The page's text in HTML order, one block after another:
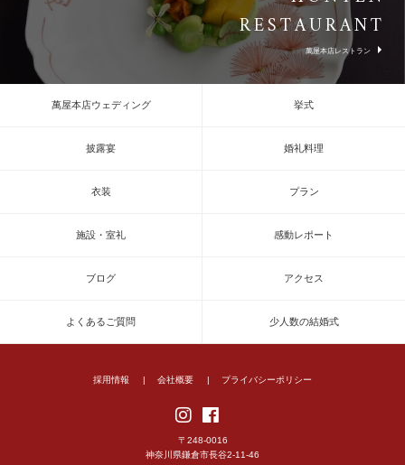
RESTAURANT
萬屋本店レストラン
萬屋本店ウェディング 挙式
披露宴 婚礼料理
衣装 プラン
施設・室礼 感動レポート
ブログ アクセス
よくあるご質問 少人数の結婚式
採用情報 会社概要 プライバシーポリシー
〒248-0016
神奈川県鎌倉市長谷2-11-46